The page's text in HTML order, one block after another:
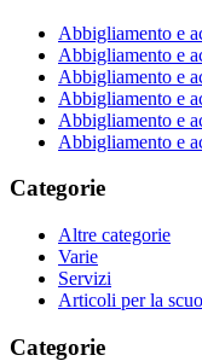
Abbigliamento e
Abbigliamento e
Abbigliamento e
Abbigliamento e
Abbigliamento e
Abbigliamento e
Categorie
Altre categorie
Varie
Servizi
Articoli per la
Categorie